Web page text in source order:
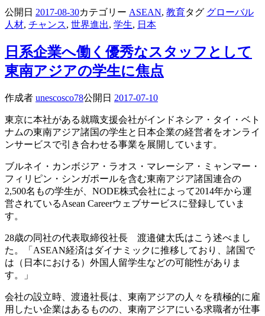
公開日 2017-08-30カテゴリー ASEAN, 教育タグ グローバル
人材, チャンス, 世界進出, 学生, 日本
日系企業へ働く優秀なスタッフとして
東南アジアの学生に焦点
作成者 unescosco78公開日 2017-07-10
東京に本社がある就職支援会社がインドネシア・タイ・ベト
ナムの東南アジア諸国の学生と日本企業の経営者をオンライ
ンサービスで引き合わせる事業を展開しています。
ブルネイ・カンボジア・ラオス・マレーシア・ミャンマー・
フィリピン・シンガポールを含む東南アジア諸国連合の
2,500名もの学生が、NODE株式会社によって2014年から運
営されているAsean Careerウェブサービスに登録していま
す。
28歳の同社の代表取締役社長 渡邉健太氏はこう述べまし
た。「ASEAN経済はダイナミックに推移しており、諸国で
は（日本における）外国人留学生などの可能性がありま
す。」
会社の設立時、渡邉社長は、東南アジアの人々を積極的に雇
用したい企業はあるものの、東南アジアにいる求職者が仕事